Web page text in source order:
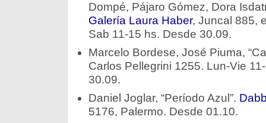
Dompé, Pájaro Gómez, Dora
Galería Laura Haber, Juncal 885,
Sab 11-15 hs. Desde 30.09.
Marcelo Bordese, José Piuma,
Carlos Pellegrini 1255. Lun-Vie
30.09.
Daniel Joglar, “Período Azul”.
5176, Palermo. Desde 01.10.